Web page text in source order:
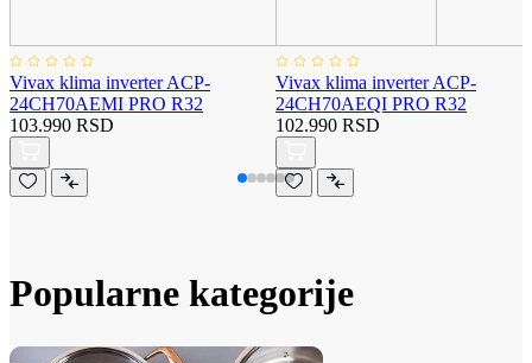
Vivax klima inverter ACP-
24CH70AEMI PRO R32
103.990 RSD
Vivax klima inverter ACP-
24CH70AEQI PRO R32
102.990 RSD
Popularne kategorije